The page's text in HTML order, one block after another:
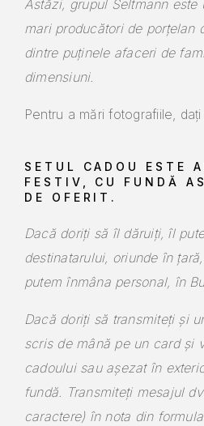
Astăzi, grupul Seltmann
mari producători de porțelan
dintre puținele afaceri de
dimensiuni.
Pentru a mări fotografiile,
SETUL CADOU ESTE
FESTIV, CU FUNDĂ
DE OFERIT.
Dacă doriți să îl dăruiți, îl
destinatarului, oriunde în
putem înmâna personal, în
Dacă doriți să transmiteți și
scris de mână pe un card și
cadoului sau așezat în
fundă. Transmiteți mesajul
caractere) în nota din